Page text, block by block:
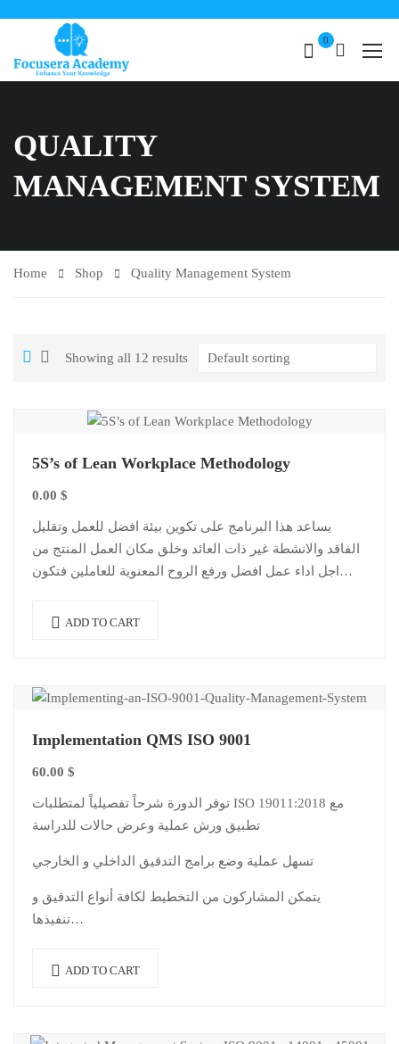
0
QUALITY
MANAGEMENT SYSTEM
Home Shop Quality Management System
Showing all 12 results
5S’s of Lean Workplace Methodology
0.00 $
يساعد هذا البرنامج على تكوين بيئة افضل للعمل وتقليل
الفاقد والانشطة غير ذات العائد وخلق مكان العمل المنتج من
اجل اداء عمل افضل ورفع الروح المعنوية للعاملين فتكون
ADD TO CART
Implementation QMS ISO 9001
60.00 $
توفر الدورة شرحاً تفصيلياً لمتطلبات ISO 19011:2018 مع
تطبيق ورش عملية وعرض حالات للدراسة
تسهل عملية وضع برامج التدقيق الداخلي و الخارجي
يتمكن المشاركون من التخطيط لكافة أنواع التدقيق و
تنفيذها…
ADD TO CART